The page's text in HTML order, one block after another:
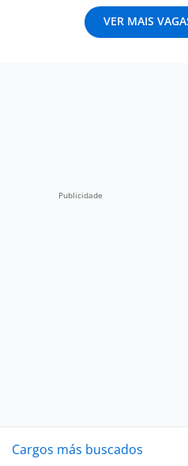
VER MAIS
Cargos más buscados